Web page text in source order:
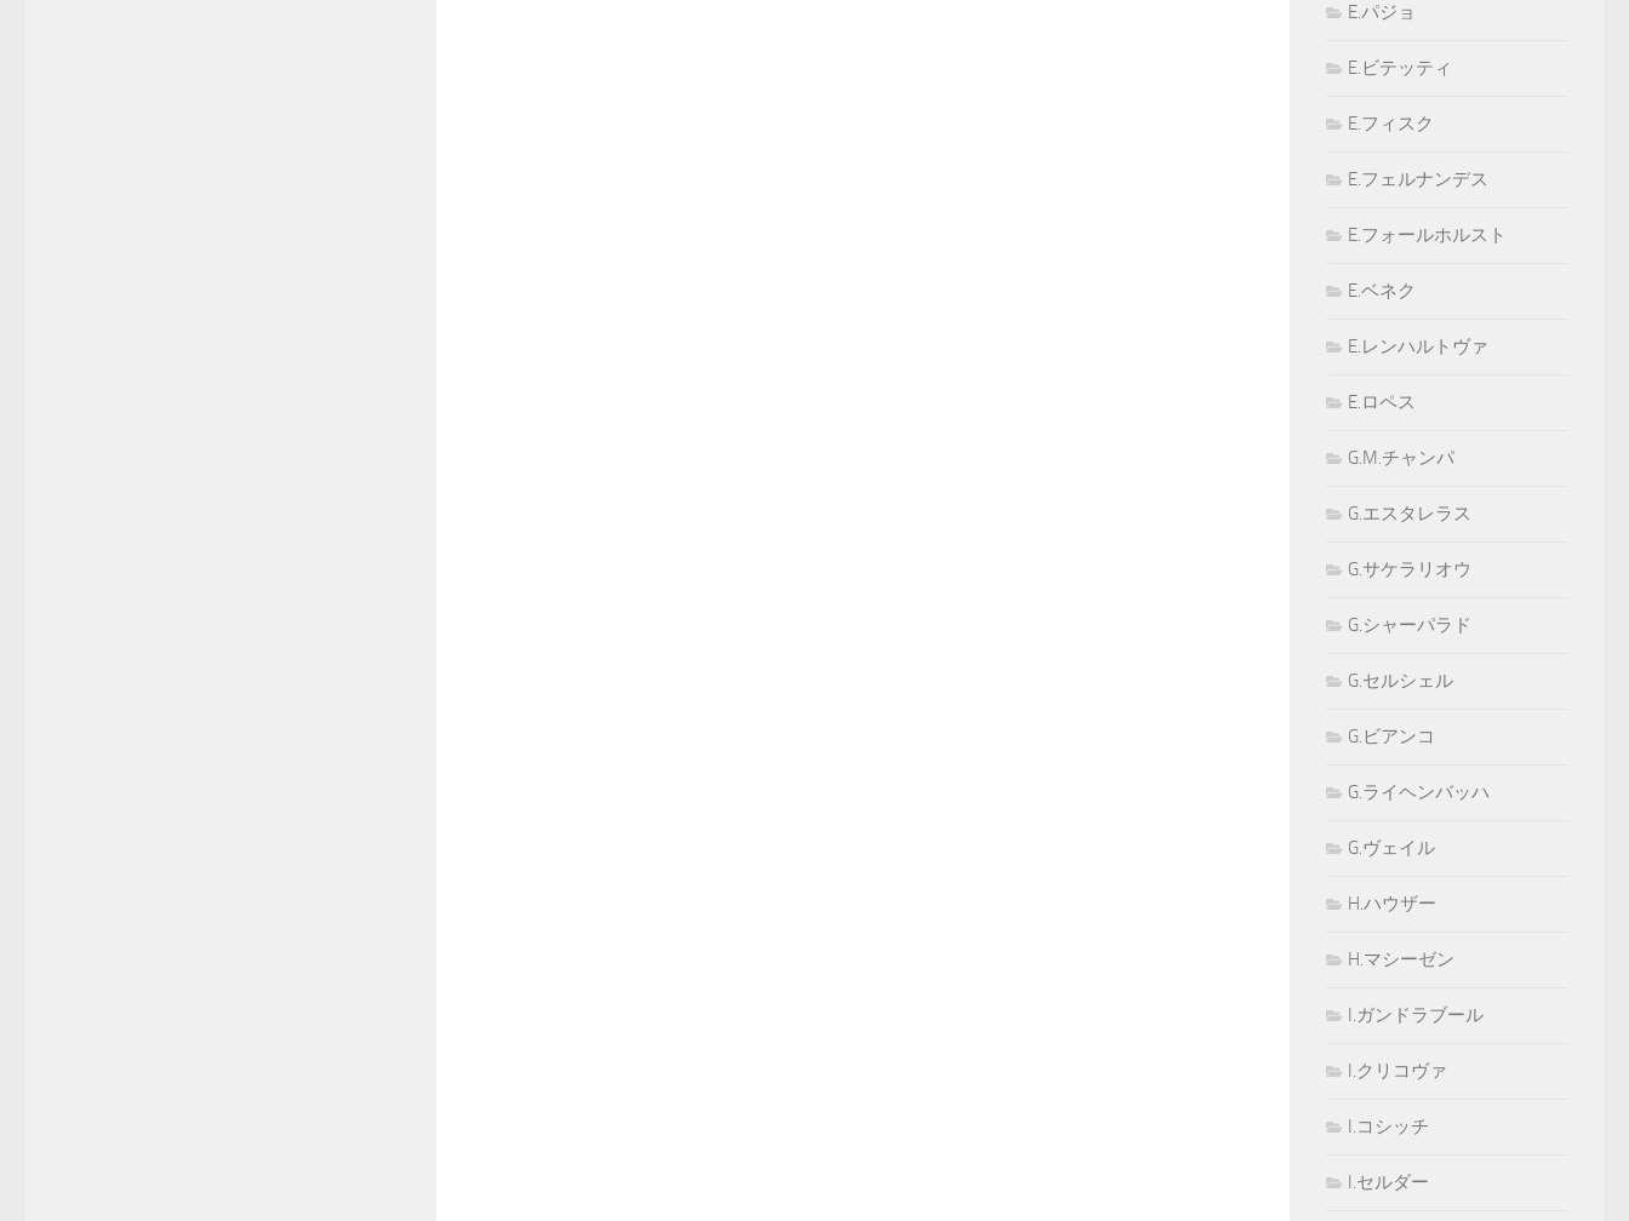
E.パジョ
E.ビテッティ
E.フィスク
E.フェルナンデス
E.フォールホルスト
E.ベネク
E.レンハルトヴァ
E.ロペス
G.M.チャンパ
G.エスタレラス
G.サケラリオウ
G.シャーパラド
G.セルシェル
G.ビアンコ
G.ライヘンバッハ
G.ヴェイル
H.ハウザー
H.マシーゼン
I.ガンドラブール
I.クリコヴァ
I.コシッチ
I.セルダー